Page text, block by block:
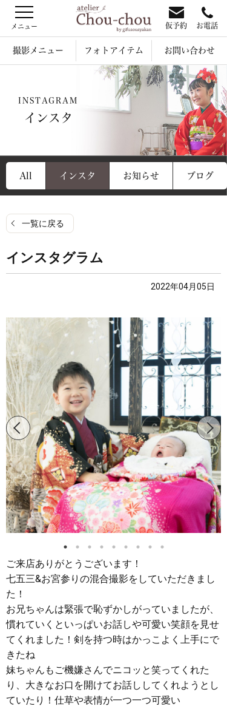
仮予約 お電話
撮影メニュー フォトアイテム お問い合わせ
INSTAGRAM
インスタ
All インスタ お知らせ ブログ
一覧に戻る
インスタグラム
2022年04月05日
ご来店ありがとうございます！
七五三&お宮参りの混合撮影をしていただきまし
た！
お兄ちゃんは緊張で恥ずかしがっていましたが、
慣れていくといっぱいお話しや可愛い笑顔を見せ
てくれました！剣を持つ時はかっこよく上手にで
きたね
妹ちゃんもご機嫌さんでニコッと笑ってくれた
り、大きなお口を開けてお話ししてくれようとし
ていたり！仕草や表情が一つ一つ可愛い